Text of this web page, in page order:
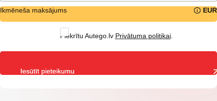
Ikmēneša maksājums EUR
Piekrītu Autego.lv Privātuma politikai.